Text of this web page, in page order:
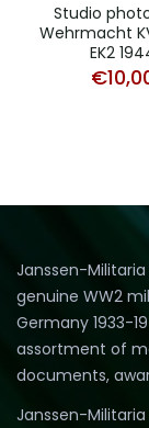
Studio
Wehrmacht
EK2
€
Janssen-
genuine WW2
Germany 1933-
assortment of
documents,
Janssen-